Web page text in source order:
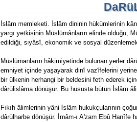
İslâm memleketi. İslâm dininin hükümlerinin
yargı yetkisinin Müslümânların elinde olduğu,
edildiği, siyâsî, ekonomik ve sosyal
Müslümanların hâkimiyetinde bulunan yerler
emniyet içinde yaşayarak dinî vazîfelerini
bir ülkenin herhangi bir beldesini feth ederek
dârülislâma dönüşür. Bu hususta bütün İslâm
Fıkıh âlimlerinin yâni İslâm hukukçularının
dârülharbe dönüşür. İmâm-ı A'zam Ebû Hanîfe